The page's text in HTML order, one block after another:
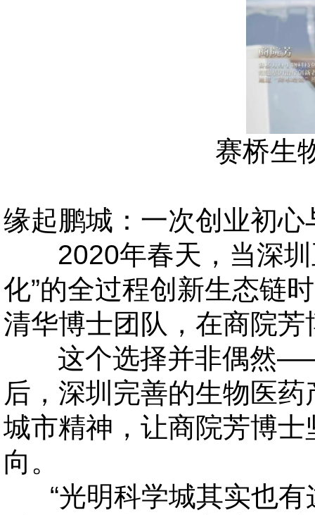
赛桥生
缘起鹏城：一次创业初
2020年春天，当深圳
化”的全过程创新生态链
清华博士团队，在商院
这个选择并非偶然
后，深圳完善的生物医
城市精神，让商院芳博
向。
“光明科学城其实也有